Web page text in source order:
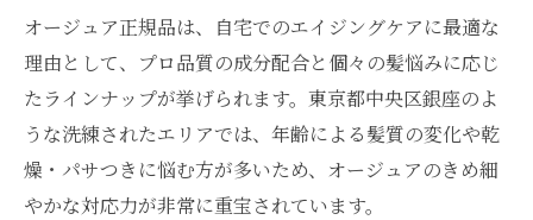
オージュア正規品は、自宅でのエイジングケアに最適な
理由として、プロ品質の成分配合と個々の髪悩みに応じ
たラインナップが挙げられます。東京都中央区銀座のよ
うな洗練されたエリアでは、年齢による髪質の変化や乾
燥・パサつきに悩む方が多いため、オージュアのきめ細
やかな対応力が非常に重宝されています。